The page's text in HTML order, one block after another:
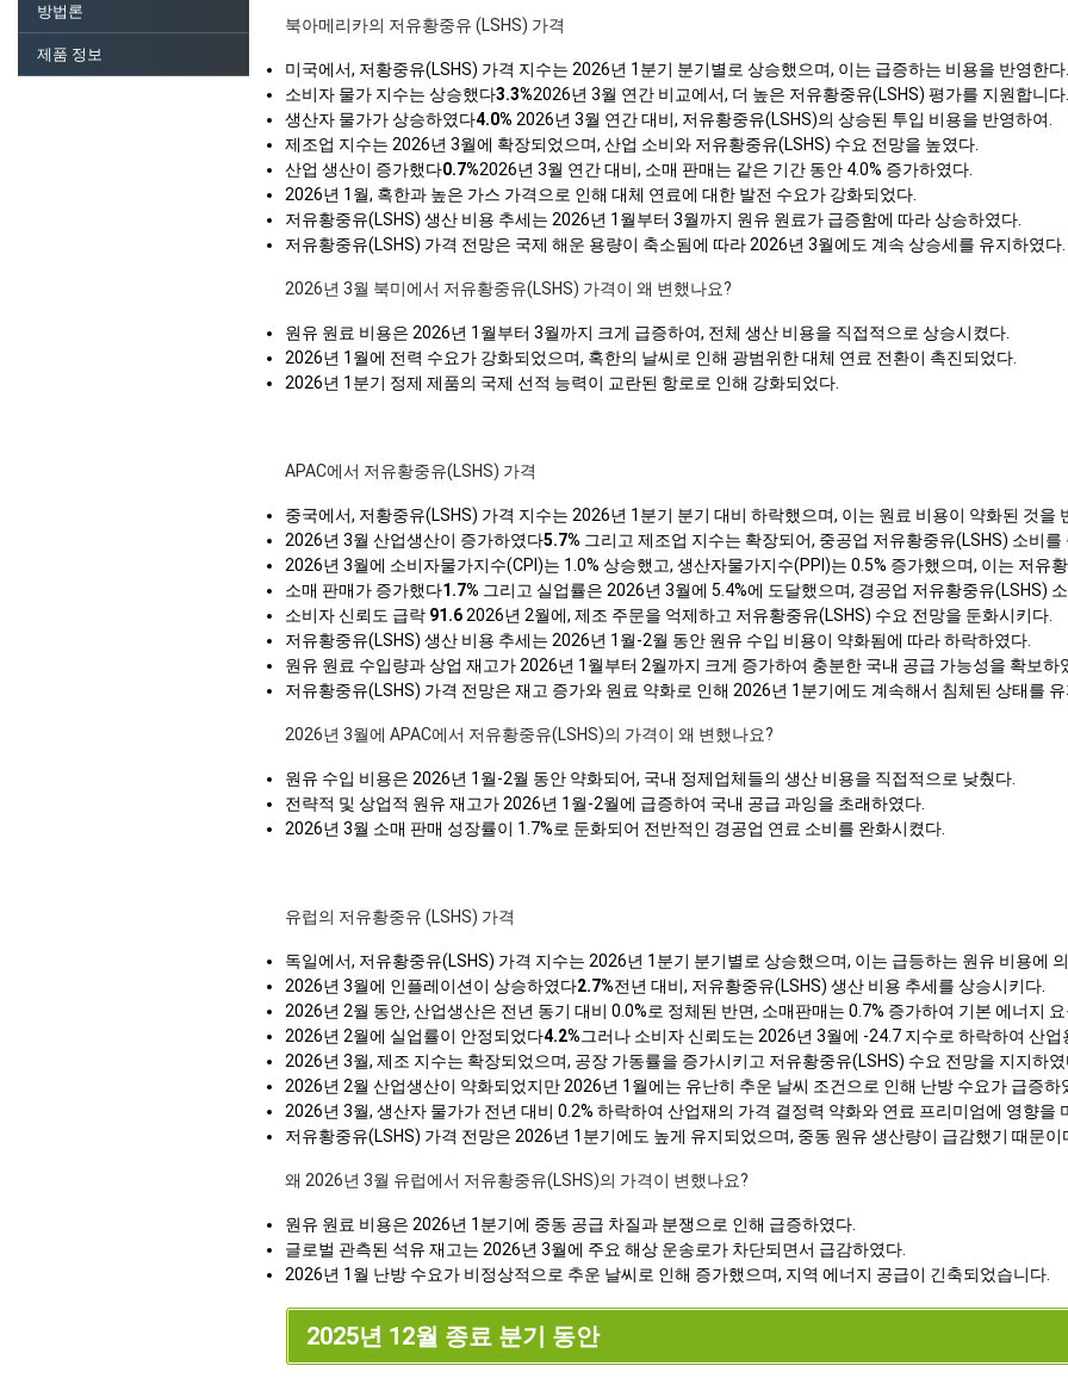
방법론
제품 정보
북아메리카의 저유황중유 (LSHS) 가격
미국에서, 저황중유(LSHS) 가격 지수는 2026년 1분기 분기별로 상승했으며, 이는 급증하는 비용을 반영한다.
소비자 물가 지수는 상승했다3.3%2026년 3월 연간 비교에서, 더 높은 저유황중유(LSHS) 평가를 지원합니다.
생산자 물가가 상승하였다4.0% 2026년 3월 연간 대비, 저유황중유(LSHS)의 상승된 투입 비용을 반영하여.
제조업 지수는 2026년 3월에 확장되었으며, 산업 소비와 저유황중유(LSHS) 수요 전망을 높였다.
산업 생산이 증가했다0.7%2026년 3월 연간 대비, 소매 판매는 같은 기간 동안 4.0% 증가하였다.
2026년 1월, 혹한과 높은 가스 가격으로 인해 대체 연료에 대한 발전 수요가 강화되었다.
저유황중유(LSHS) 생산 비용 추세는 2026년 1월부터 3월까지 원유 원료가 급증함에 따라 상승하였다.
저유황중유(LSHS) 가격 전망은 국제 해운 용량이 축소됨에 따라 2026년 3월에도 계속 상승세를 유지하였다.
2026년 3월 북미에서 저유황중유(LSHS) 가격이 왜 변했나요?
원유 원료 비용은 2026년 1월부터 3월까지 크게 급증하여, 전체 생산 비용을 직접적으로 상승시켰다.
2026년 1월에 전력 수요가 강화되었으며, 혹한의 날씨로 인해 광범위한 대체 연료 전환이 촉진되었다.
2026년 1분기 정제 제품의 국제 선적 능력이 교란된 항로로 인해 강화되었다.
APAC에서 저유황중유(LSHS) 가격
중국에서, 저황중유(LSHS) 가격 지수는 2026년 1분기 분기 대비 하락했으며, 이는 원료 비용이 약화된 것을
2026년 3월 산업생산이 증가하였다5.7% 그리고 제조업 지수는 확장되어, 중공업 저유황중유(LSHS) 소비를
2026년 3월에 소비자물가지수(CPI)는 1.0% 상승했고, 생산자물가지수(PPI)는 0.5% 증가했으며, 이는 저유
소매 판매가 증가했다1.7% 그리고 실업률은 2026년 3월에 5.4%에 도달했으며, 경공업 저유황중유(LSHS)
소비자 신뢰도 급락 91.6 2026년 2월에, 제조 주문을 억제하고 저유황중유(LSHS) 수요 전망을 둔화시키다.
저유황중유(LSHS) 생산 비용 추세는 2026년 1월-2월 동안 원유 수입 비용이 약화됨에 따라 하락하였다.
원유 원료 수입량과 상업 재고가 2026년 1월부터 2월까지 크게 증가하여 충분한 국내 공급 가능성을 확보하
저유황중유(LSHS) 가격 전망은 재고 증가와 원료 약화로 인해 2026년 1분기에도 계속해서 침체된 상태를 유
2026년 3월에 APAC에서 저유황중유(LSHS)의 가격이 왜 변했나요?
원유 수입 비용은 2026년 1월-2월 동안 약화되어, 국내 정제업체들의 생산 비용을 직접적으로 낮췄다.
전략적 및 상업적 원유 재고가 2026년 1월-2월에 급증하여 국내 공급 과잉을 초래하였다.
2026년 3월 소매 판매 성장률이 1.7%로 둔화되어 전반적인 경공업 연료 소비를 완화시켰다.
유럽의 저유황중유 (LSHS) 가격
독일에서, 저유황중유(LSHS) 가격 지수는 2026년 1분기 분기별로 상승했으며, 이는 급등하는 원유 비용에
2026년 3월에 인플레이션이 상승하였다2.7%전년 대비, 저유황중유(LSHS) 생산 비용 추세를 상승시키다.
2026년 2월 동안, 산업생산은 전년 동기 대비 0.0%로 정체된 반면, 소매판매는 0.7% 증가하여 기본 에너지
2026년 2월에 실업률이 안정되었다4.2%그러나 소비자 신뢰도는 2026년 3월에 -24.7 지수로 하락하여 산업
2026년 3월, 제조 지수는 확장되었으며, 공장 가동률을 증가시키고 저유황중유(LSHS) 수요 전망을 지지하였
2026년 2월 산업생산이 약화되었지만 2026년 1월에는 유난히 추운 날씨 조건으로 인해 난방 수요가 급증하
2026년 3월, 생산자 물가가 전년 대비 0.2% 하락하여 산업재의 가격 결정력 약화와 연료 프리미엄에 영향을
저유황중유(LSHS) 가격 전망은 2026년 1분기에도 높게 유지되었으며, 중동 원유 생산량이 급감했기 때문이
왜 2026년 3월 유럽에서 저유황중유(LSHS)의 가격이 변했나요?
원유 원료 비용은 2026년 1분기에 중동 공급 차질과 분쟁으로 인해 급증하였다.
글로벌 관측된 석유 재고는 2026년 3월에 주요 해상 운송로가 차단되면서 급감하였다.
2026년 1월 난방 수요가 비정상적으로 추운 날씨로 인해 증가했으며, 지역 에너지 공급이 긴축되었습니다.
2025년 12월 종료 분기 동안